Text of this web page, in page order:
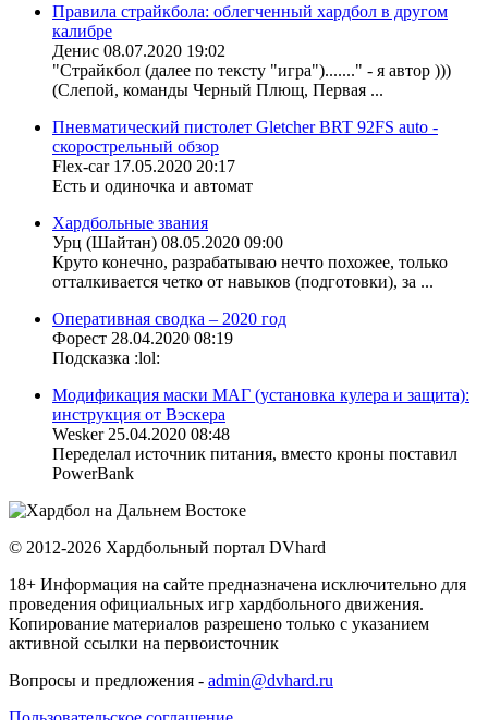
Правила страйкбола: облегченный хардбол в другом
калибре
Денис 08.07.2020 19:02
"Страйкбол (далее по тексту "игра")......." - я автор )))
(Слепой, команды Черный Плющ, Первая ...
Пневматический пистолет Gletcher BRT 92FS auto -
скорострельный обзор
Flex-car 17.05.2020 20:17
Есть и одиночка и автомат
Хардбольные звания
Урц (Шайтан) 08.05.2020 09:00
Круто конечно, разрабатываю нечто похожее, только
отталкивается четко от навыков (подготовки), за ...
Оперативная сводка – 2020 год
Форест 28.04.2020 08:19
Подсказка :lol:
Модификация маски МАГ (установка кулера и защита):
инструкция от Вэскера
Wesker 25.04.2020 08:48
Переделал источник питания, вместо кроны поставил
PowerBank
© 2012-2026 Хардбольный портал DVhard
18+ Информация на сайте предназначена исключительно для
проведения официальных игр хардбольного движения.
Копирование материалов разрешено только с указанием
активной ссылки на первоисточник
Вопросы и предложения - admin@dvhard.ru